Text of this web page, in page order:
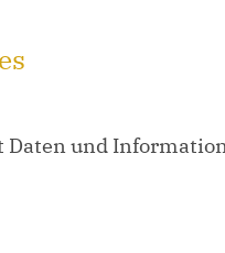
und